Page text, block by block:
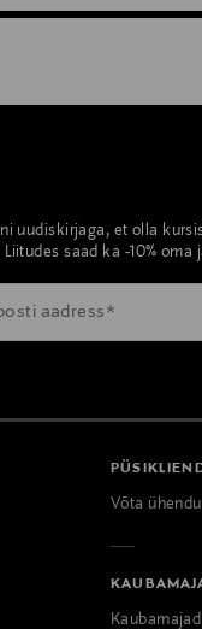
uudiskirjaga, et olla
saad ka -10%
Võta